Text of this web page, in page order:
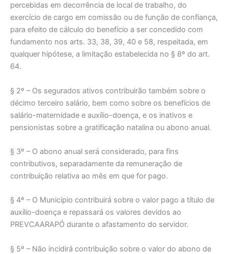
percebidas em decorrência de local de trabalho, do
exercício de cargo em comissão ou de função de confiança,
para efeito de cálculo do benefício a ser concedido com
fundamento nos arts. 33, 38, 39, 40 e 58, respeitada, em
qualquer hipótese, a limitação estabelecida no § 8º do art.
64.
§ 2º – Os segurados ativos contribuirão também sobre o
décimo terceiro salário, bem como sobre os benefícios de
salário-maternidade e auxílio-doença, e os inativos e
pensionistas sobre a gratificação natalina ou abono anual.
§ 3º – O abono anual será considerado, para fins
contributivos, separadamente da remuneração de
contribuição relativa ao mês em que for pago.
§ 4º – O Município contribuirá sobre o valor pago a título de
auxílio-doença e repassará os valores devidos ao
PREVCAARAPÓ durante o afastamento do servidor.
§ 5º – Não incidirá contribuição sobre o valor do abono de